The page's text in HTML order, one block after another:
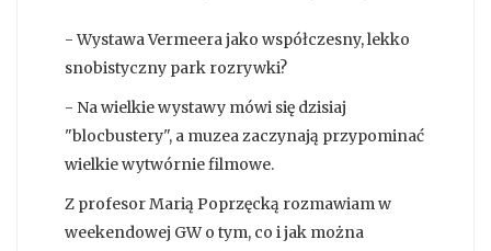
- Wystawa Vermeera jako współczesny, lekko
snobistyczny park rozrywki?
- Na wielkie wystawy mówi się dzisiaj
"blocbustery", a muzea zaczynają przypominać
wielkie wytwórnie filmowe.
Z profesor Marią Poprzęcką rozmawiam w
weekendowej GW o tym, co i jak można